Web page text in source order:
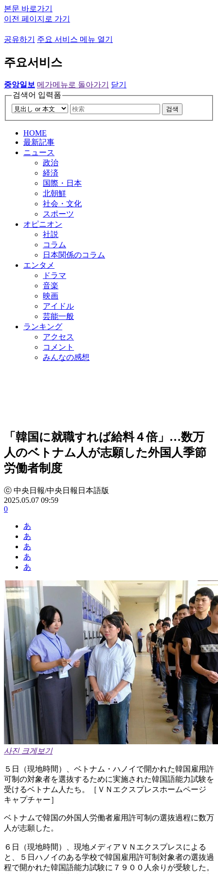
본문 바로가기
이전 페이지로 가기
공유하기 주요 서비스 메뉴 열기
주요서비스
중앙일보 메가메뉴로 돌아가기
닫기
검색어 입력폼
검색
HOME
最新記事
ニュース
政治
経済
国際・日本
北朝鮮
社会・文化
スポーツ
オピニオン
社説
コラム
日本関係のコラム
エンタメ
ドラマ
音楽
映画
アイドル
芸能一般
ランキング
アクセス
コメント
みんなの感想
「韓国に就職すれば給料４倍」…数万
人のベトナム人が志願した外国人季節
労働者制度
ⓒ 中央日報/中央日報日本語版
2025.05.07 09:59
0
あ
あ
あ
あ
あ
사진 크게보기
５日（現地時間）、ベトナム・ハノイで開かれた韓国雇用許
可制の対象者を選抜するために実施された韓国語能力試験を
受けるベトナム人たち。［ＶＮエクスプレスホームページ
キャプチャー］
ベトナムで韓国の外国人労働者雇用許可制の選抜過程に数万
人が志願した。
６日（現地時間）、現地メディアＶＮエクスプレスによる
と、５日ハノイのある学校で韓国雇用許可制対象者の選抜過
程で開かれた韓国語能力試験に７９００人余りが受験した。